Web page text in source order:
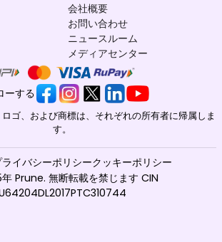
会社概要
お問い合わせ
ニュースルーム
メディアセンター
ーする
ゴ、および商標は、それぞれの所有者に帰属しま
す。
Prune. 無断転載を禁じます CIN
ライバシーポリシークッキーポリシー